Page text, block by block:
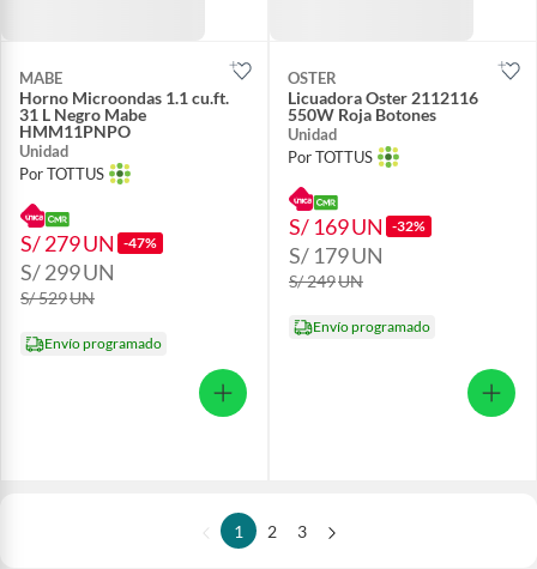
MABE
Horno Microondas 1.1 cu.ft.
31 L Negro Mabe
HMM11PNPO
Unidad
Por TOTTUS
S/ 279UN -47%
S/ 299UN
S/ 529UN
Envío programado
OSTER
Licuadora Oster 2112116
550W Roja Botones
Unidad
Por TOTTUS
S/ 169UN -32%
S/ 179UN
S/ 249UN
Envío programado
1 2 3